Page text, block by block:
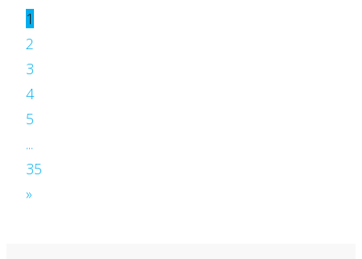
1
2
3
4
5
...
35
»